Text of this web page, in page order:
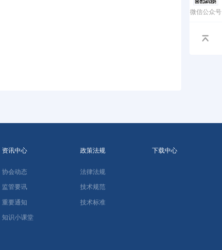
资讯中心
协会动态
监管要讯
重要通知
知识小课堂
政策法规
法律法规
技术规范
技术标准
下载中心
微信公众号